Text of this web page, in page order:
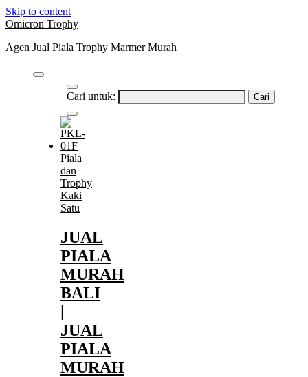
Skip to content
Omicron Trophy
Agen Jual Piala Trophy Marmer Murah
Cari untuk:
Piala
dan
Trophy
Kaki
Satu
JUAL
PIALA
MURAH
BALI
|
JUAL
PIALA
MURAH